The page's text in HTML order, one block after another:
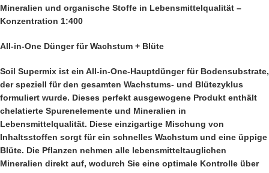
Mineralien und organische Stoffe in Lebensmittelqualität –
Konzentration 1:400
All-in-One Dünger für Wachstum + Blüte
Soil Supermix ist ein All-in-One-Hauptdünger für Bodensubstrate,
der speziell für den gesamten Wachstums- und Blütezyklus
formuliert wurde. Dieses perfekt ausgewogene Produkt enthält
chelatierte Spurenelemente und Mineralien in
Lebensmittelqualität. Diese einzigartige Mischung von
Inhaltsstoffen sorgt für ein schnelles Wachstum und eine üppige
Blüte. Die Pflanzen nehmen alle lebensmitteltauglichen
Mineralien direkt auf, wodurch Sie eine optimale Kontrolle über